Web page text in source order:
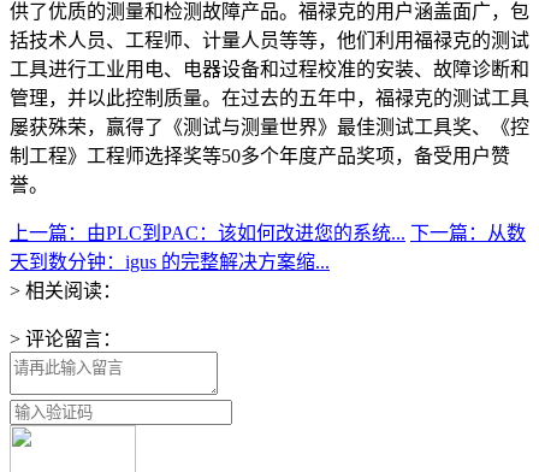
供了优质的测量和检测故障产品。福禄克的用户涵盖面广，包
括技术人员、工程师、计量人员等等，他们利用福禄克的测试
工具进行工业用电、电器设备和过程校准的安装、故障诊断和
管理，并以此控制质量。在过去的五年中，福禄克的测试工具
屡获殊荣，赢得了《测试与测量世界》最佳测试工具奖、《控
制工程》工程师选择奖等50多个年度产品奖项，备受用户赞
誉。
上一篇：由PLC到PAC：该如何改进您的系统... 下一篇：从数
天到数分钟：igus 的完整解决方案缩...
> 相关阅读：
> 评论留言：